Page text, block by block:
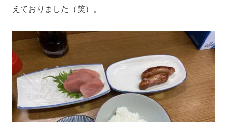
えておりました（笑）。